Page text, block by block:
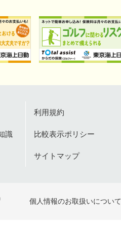
識
利用規約
比較表示ポリシー
サイトマップ
個人情報のお取扱いについて